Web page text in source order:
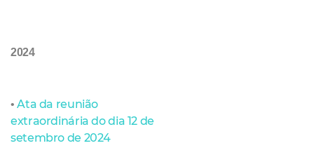
2024
•Ata da reunião
extraordinária do dia 12 de
setembro de 2024